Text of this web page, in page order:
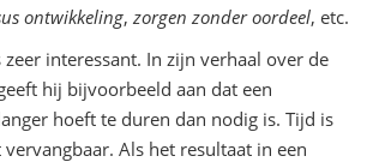
ontwikkeling, zorgen zonder oordeel, etc.
interessant. In zijn verhaal over de
hij bijvoorbeeld aan dat een
hoeft te duren dan nodig is. Tijd is
Als het resultaat in een